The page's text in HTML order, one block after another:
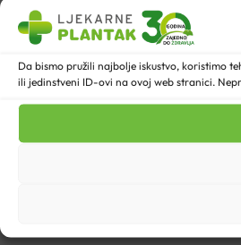
Da bismo pružili najbolje iskustvo, koristimo
ili jedinstveni ID-ovi na ovoj web stranici.